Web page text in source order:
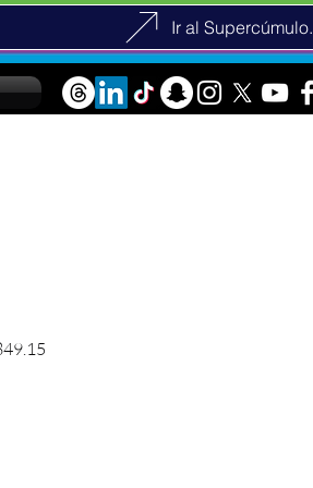
Ir al Supercúmulo.
PriceSale Price